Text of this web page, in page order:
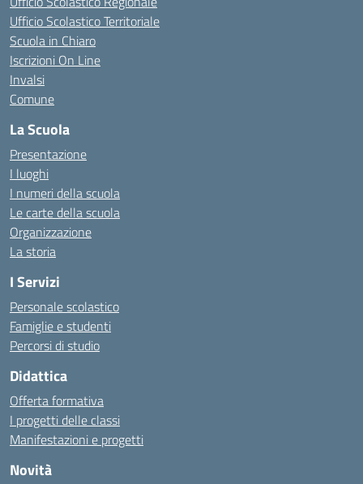
Ufficio Scolastico Territoriale
Scuola in Chiaro
Iscrizioni On Line
Invalsi
Comune
La Scuola
Presentazione
I luoghi
I numeri della scuola
Le carte della scuola
Organizzazione
La storia
I Servizi
Personale scolastico
Famiglie e studenti
Percorsi di studio
Didattica
Offerta formativa
I progetti delle classi
Manifestazioni e progetti
Novità